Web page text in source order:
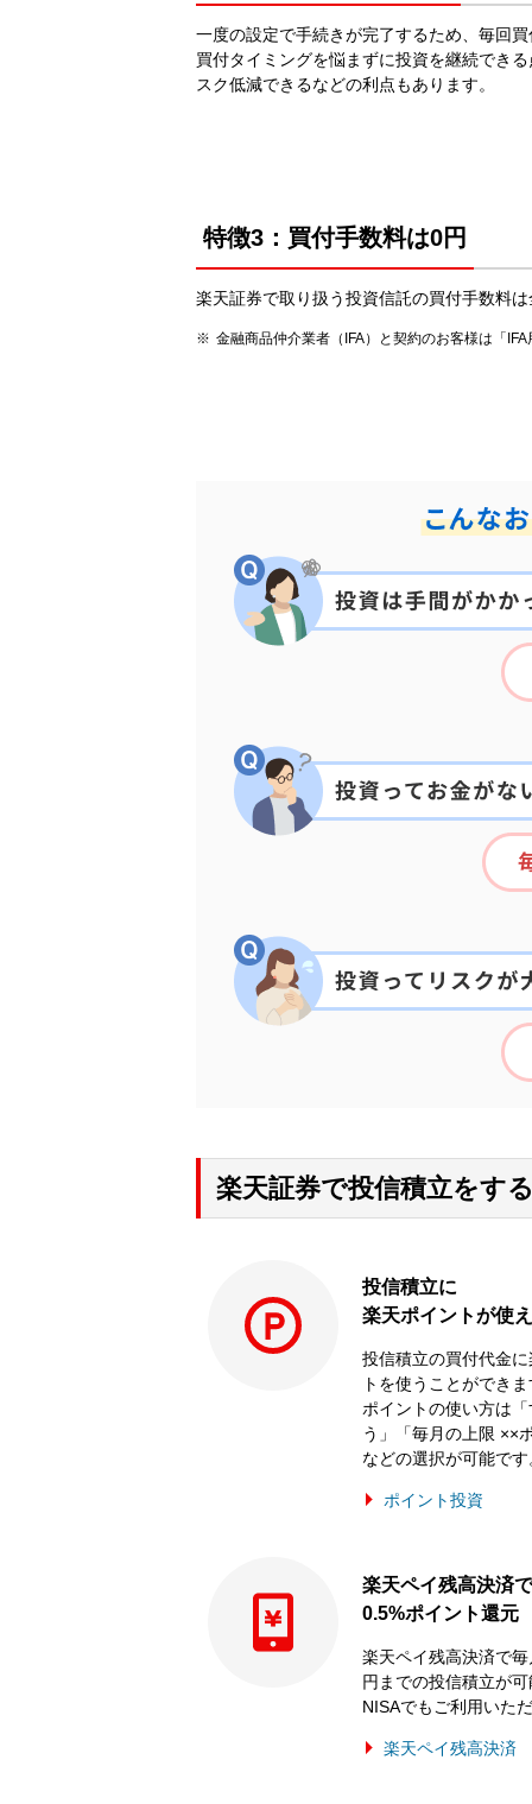
一度の設定で手続きが完了するため、毎回
買付タイミングを悩まずに投資を継続でき
スク低減できるなどの利点もあります。
特徴3：買付手数料は0円
楽天証券で取り扱う投資信託の買付手数料
金融商品仲介業者（IFA）と契約のお客様は「
楽天証券で投信積立をす
投信積立に
楽天ポイントが使
投信積立の買付代金
トを使うことができ
ポイントの使い方は
う」「毎月の上限 ××
などの選択が可能です
ポイント投資
楽天ペイ残高決済で
0.5%ポイント還元
楽天ペイ残高決済で
円までの投信積立が
NISAでもご利用いた
楽天ペイ残高決済